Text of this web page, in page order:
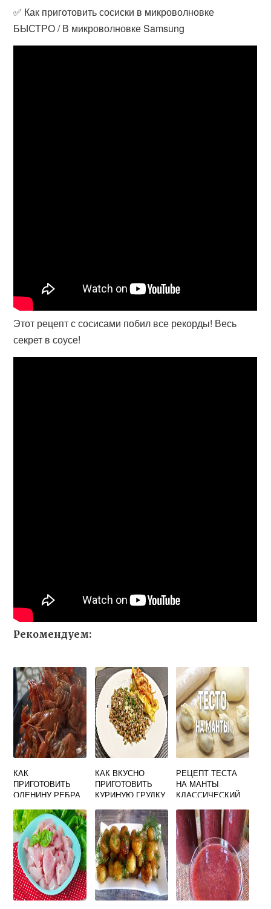
✅ Как приготовить сосиски в микроволновке
БЫСТРО / В микроволновке Samsung
Этот рецепт с сосисами побил все рекорды! Весь
секрет в соусе!
Рекомендуем:
КАК
ПРИГОТОВИТЬ
ОЛЕНИНУ РЕБРА
ДОМАШНИХ
УСЛОВИЯХ
КАК ВКУСНО
ПРИГОТОВИТЬ
КУРИНУЮ ГРУДКУ
КАРТОШКОЙ И
СЫРОМ
РЕЦЕПТ ТЕСТА
НА МАНТЫ
КЛАССИЧЕСКИЙ
С ФОТО
ПОШАГОВО